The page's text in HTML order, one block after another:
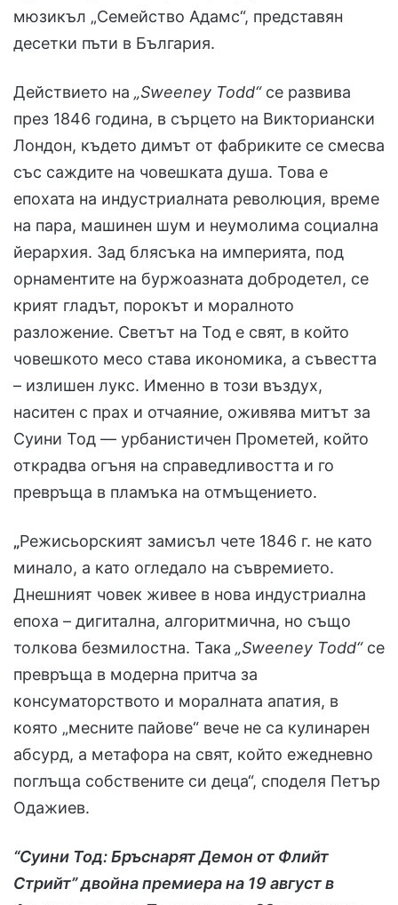
мюзикъл „Семейство Адамс“, представян
десетки пъти в България.
Действието на „Sweeney Todd“се развива
през 1846 година, в сърцето на Викториански
Лондон, където димът от фабриките се смесва
със саждите на човешката душа. Това е
епохата на индустриалната революция, време
на пара, машинен шум и неумолима социална
йерархия. Зад блясъка на империята, под
орнаментите на буржоазната добродетел, се
крият гладът, порокът и моралното
разложение. Светът на Тод е свят, в който
човешкото месо става икономика, а съвестта
– излишен лукс. Именно в този въздух,
наситен с прах и отчаяние, оживява митът за
Суини Тод — урбанистичен Прометей, който
открадва огъня на справедливостта и го
превръща в пламъка на отмъщението.
„Режисьорският замисъл чете 1846 г. не като
минало, а като огледало на съвремието.
Днешният човек живее в нова индустриална
епоха – дигитална, алгоритмична, но също
толкова безмилостна. Така „Sweeney Todd“се
превръща в модерна притча за
консуматорството и моралната апатия, в
която „месните пайове“ вече не са кулинарен
абсурд, а метафора на свят, който ежедневно
поглъща собствените си деца“, споделя Петър
Одажиев.
“Суини Тод: Бръснарят Демон от Флийт
Стрийт” двойна премиера на 19 август в